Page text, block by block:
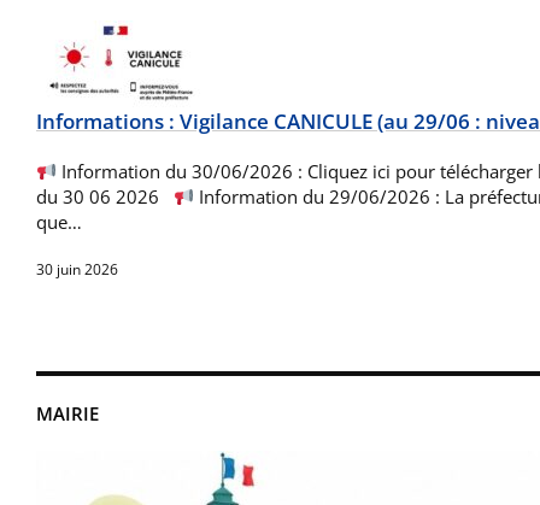
MAIRIE
Informations : Vigilance CANICULE (au 29/06 :
Information du 30/06/2026 : Cliquez ici pour télécharger
du 30 06 2026
Information du 29/06/2026 : La
que…
30 juin 2026